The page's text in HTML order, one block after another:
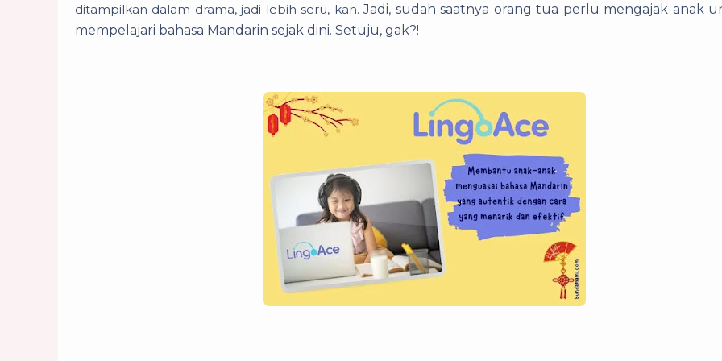
ditampilkan dalam drama, jadi lebih seru, kan.Jadi, sudah saatnya orang tua perlu mengajak anak
mempelajari bahasa Mandarin sejak dini. Setuju, gak?!